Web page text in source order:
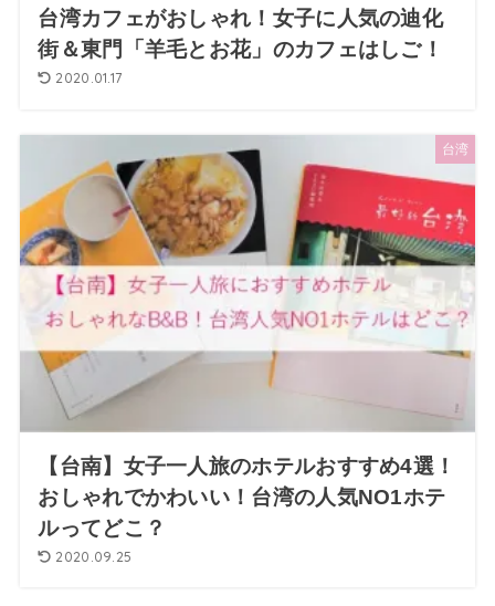
台湾カフェがおしゃれ！女子に人気の迪化
街＆東門「羊毛とお花」のカフェはしご！
2020.01.17
台湾
【台南】女子一人旅のホテルおすすめ4選！
おしゃれでかわいい！台湾の人気NO1ホテ
ルってどこ？
2020.09.25